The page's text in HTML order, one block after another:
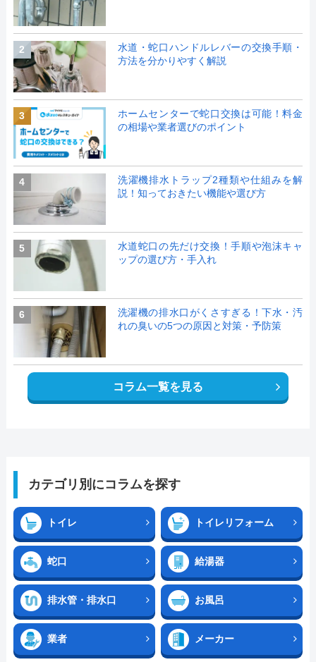
2
水道・蛇口ハンドルレバーの交換手順・
方法を分かりやすく解説
3
ホームセンターで蛇口交換は可能！料金
の相場や業者選びのポイント
4
洗濯機排水トラップ2種類や仕組みを解
説！知っておきたい機能や選び方
5
水道蛇口の先だけ交換！手順や泡沫キャ
ップの選び方・手入れ
6
洗濯機の排水口がくさすぎる！下水・汚
れの臭いの5つの原因と対策・予防策
コラム一覧を見る
カテゴリ別にコラムを探す
トイレ トイレリフォーム
蛇口 給湯器
排水管・排水口 お風呂
業者 メーカー